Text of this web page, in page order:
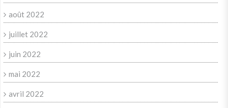
août 2022
juillet 2022
juin 2022
mai 2022
avril 2022